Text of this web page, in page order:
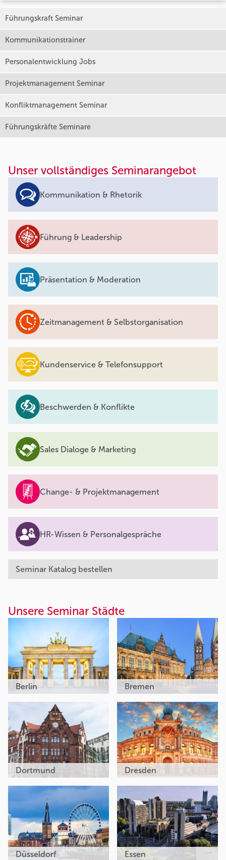
Führungskraft Seminar
Kommunikationstrainer
Personalentwicklung Jobs
Projektmanagement Seminar
Konfliktmanagement Seminar
Führungskräfte Seminare
Unser vollständiges Seminarangebot
Kommunikation & Rhetorik
Führung & Leadership
Präsentation & Moderation
Zeitmanagement & Selbstorganisation
Kundenservice & Telefonsupport
Beschwerden & Konflikte
Sales Dialoge & Marketing
Change- & Projektmanagement
HR-Wissen & Personalgespräche
Seminar Katalog bestellen
Unsere Seminar Städte
Berlin Bremen
Dortmund Dresden
Düsseldorf Essen